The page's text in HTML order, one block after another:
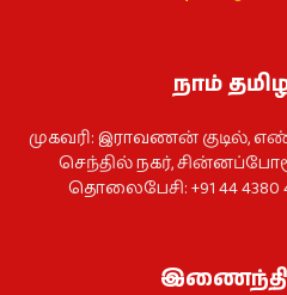
நாம்
முகவரி: இராவணன் குடில்,
செந்தில் நகர்,
தொலைபேசி: +91 44 4380